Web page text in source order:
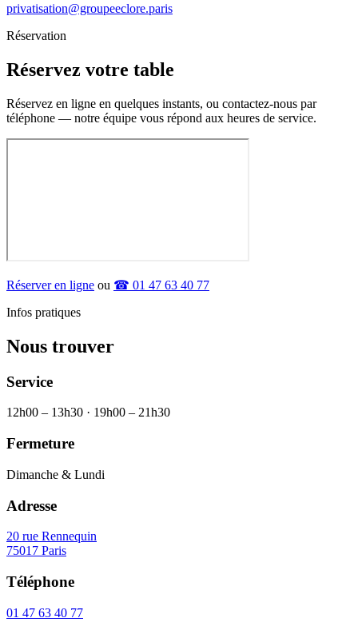
privatisation@groupeeclore.paris
Réservation
Réservez votre table
Réservez en ligne en quelques instants, ou contactez-nous par
téléphone — notre équipe vous répond aux heures de service.
Réserver en ligne ou ☎ 01 47 63 40 77
Infos pratiques
Nous trouver
Service
12h00 – 13h30 · 19h00 – 21h30
Fermeture
Dimanche & Lundi
Adresse
20 rue Rennequin
75017 Paris
Téléphone
01 47 63 40 77